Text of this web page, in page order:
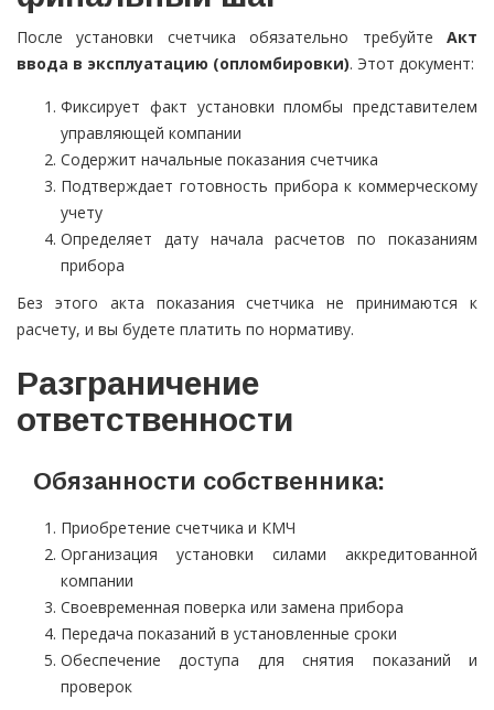
После установки счетчика обязательно требуйте Акт
ввода в эксплуатацию (опломбировки). Этот документ:
Фиксирует факт установки пломбы представителем
управляющей компании
Содержит начальные показания счетчика
Подтверждает готовность прибора к коммерческому
учету
Определяет дату начала расчетов по показаниям
прибора
Без этого акта показания счетчика не принимаются к
расчету, и вы будете платить по нормативу.
Разграничение
ответственности
Обязанности собственника:
Приобретение счетчика и КМЧ
Организация установки силами аккредитованной
компании
Своевременная поверка или замена прибора
Передача показаний в установленные сроки
Обеспечение доступа для снятия показаний и
проверок